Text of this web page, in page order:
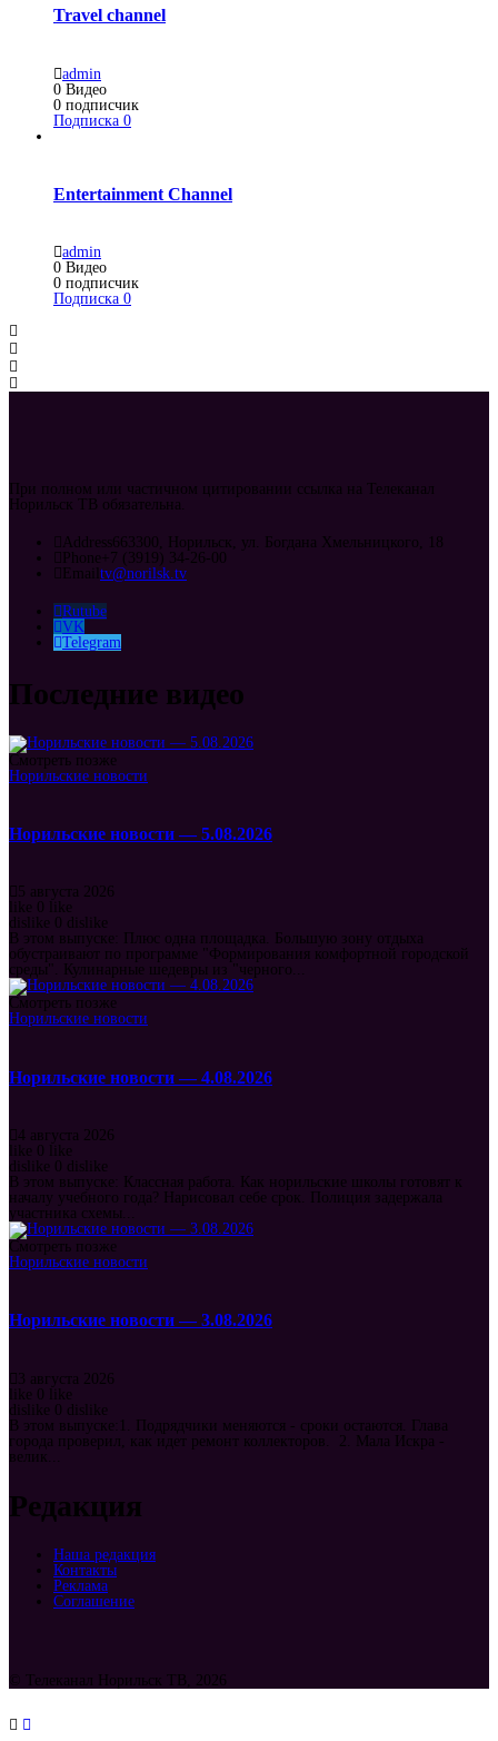
Travel channel
admin
0 Видео
0 подписчик
Подписка 0
Entertainment Channel
admin
0 Видео
0 подписчик
Подписка 0
При полном или частичном цитировании ссылка на Телеканал
Норильск ТВ обязательна.
Address663300, Норильск, ул. Богдана Хмельницкого, 18
Phone +7 (3919) 34-26-00
Emailtv@norilsk.tv
Rutube
VK
Telegram
Последние видео
Смотреть позже
Норильские новости
Норильские новости — 5.08.2026
5 августа 2026
like
0
like
dislike
0 dislike
В этом выпуске: Плюс одна площадка. Большую зону отдыха
обустраивают по программе "Формирования комфортной городской
среды". Кулинарные шедевры из "черного...
Смотреть позже
Норильские новости
Норильские новости — 4.08.2026
4 августа 2026
like
0
like
dislike
0 dislike
В этом выпуске: Классная работа. Как норильские школы готовят к
началу учебного года? Нарисовал себе срок. Полиция задержала
участника схемы...
Смотреть позже
Норильские новости
Норильские новости — 3.08.2026
3 августа 2026
like 0 like
dislike 0 dislike
В этом выпуске:1. Подрядчики меняются - сроки остаются. Глава
города проверил, как идет ремонт коллекторов. 2. Мала Искра -
велик...
Редакция
Наша редакция
Контакты
Реклама
Соглашение
© Телеканал Норильск ТВ, 2026